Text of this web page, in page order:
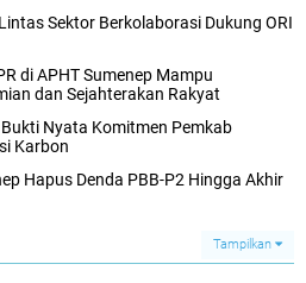
Sektor Berkolaborasi Dukung ORI
di APHT Sumenep Mampu
dan Sejahterakan Rakyat
Nyata Komitmen Pemkab
Karbon
Hapus Denda PBB-P2 Hingga Akhir
Tampilkan